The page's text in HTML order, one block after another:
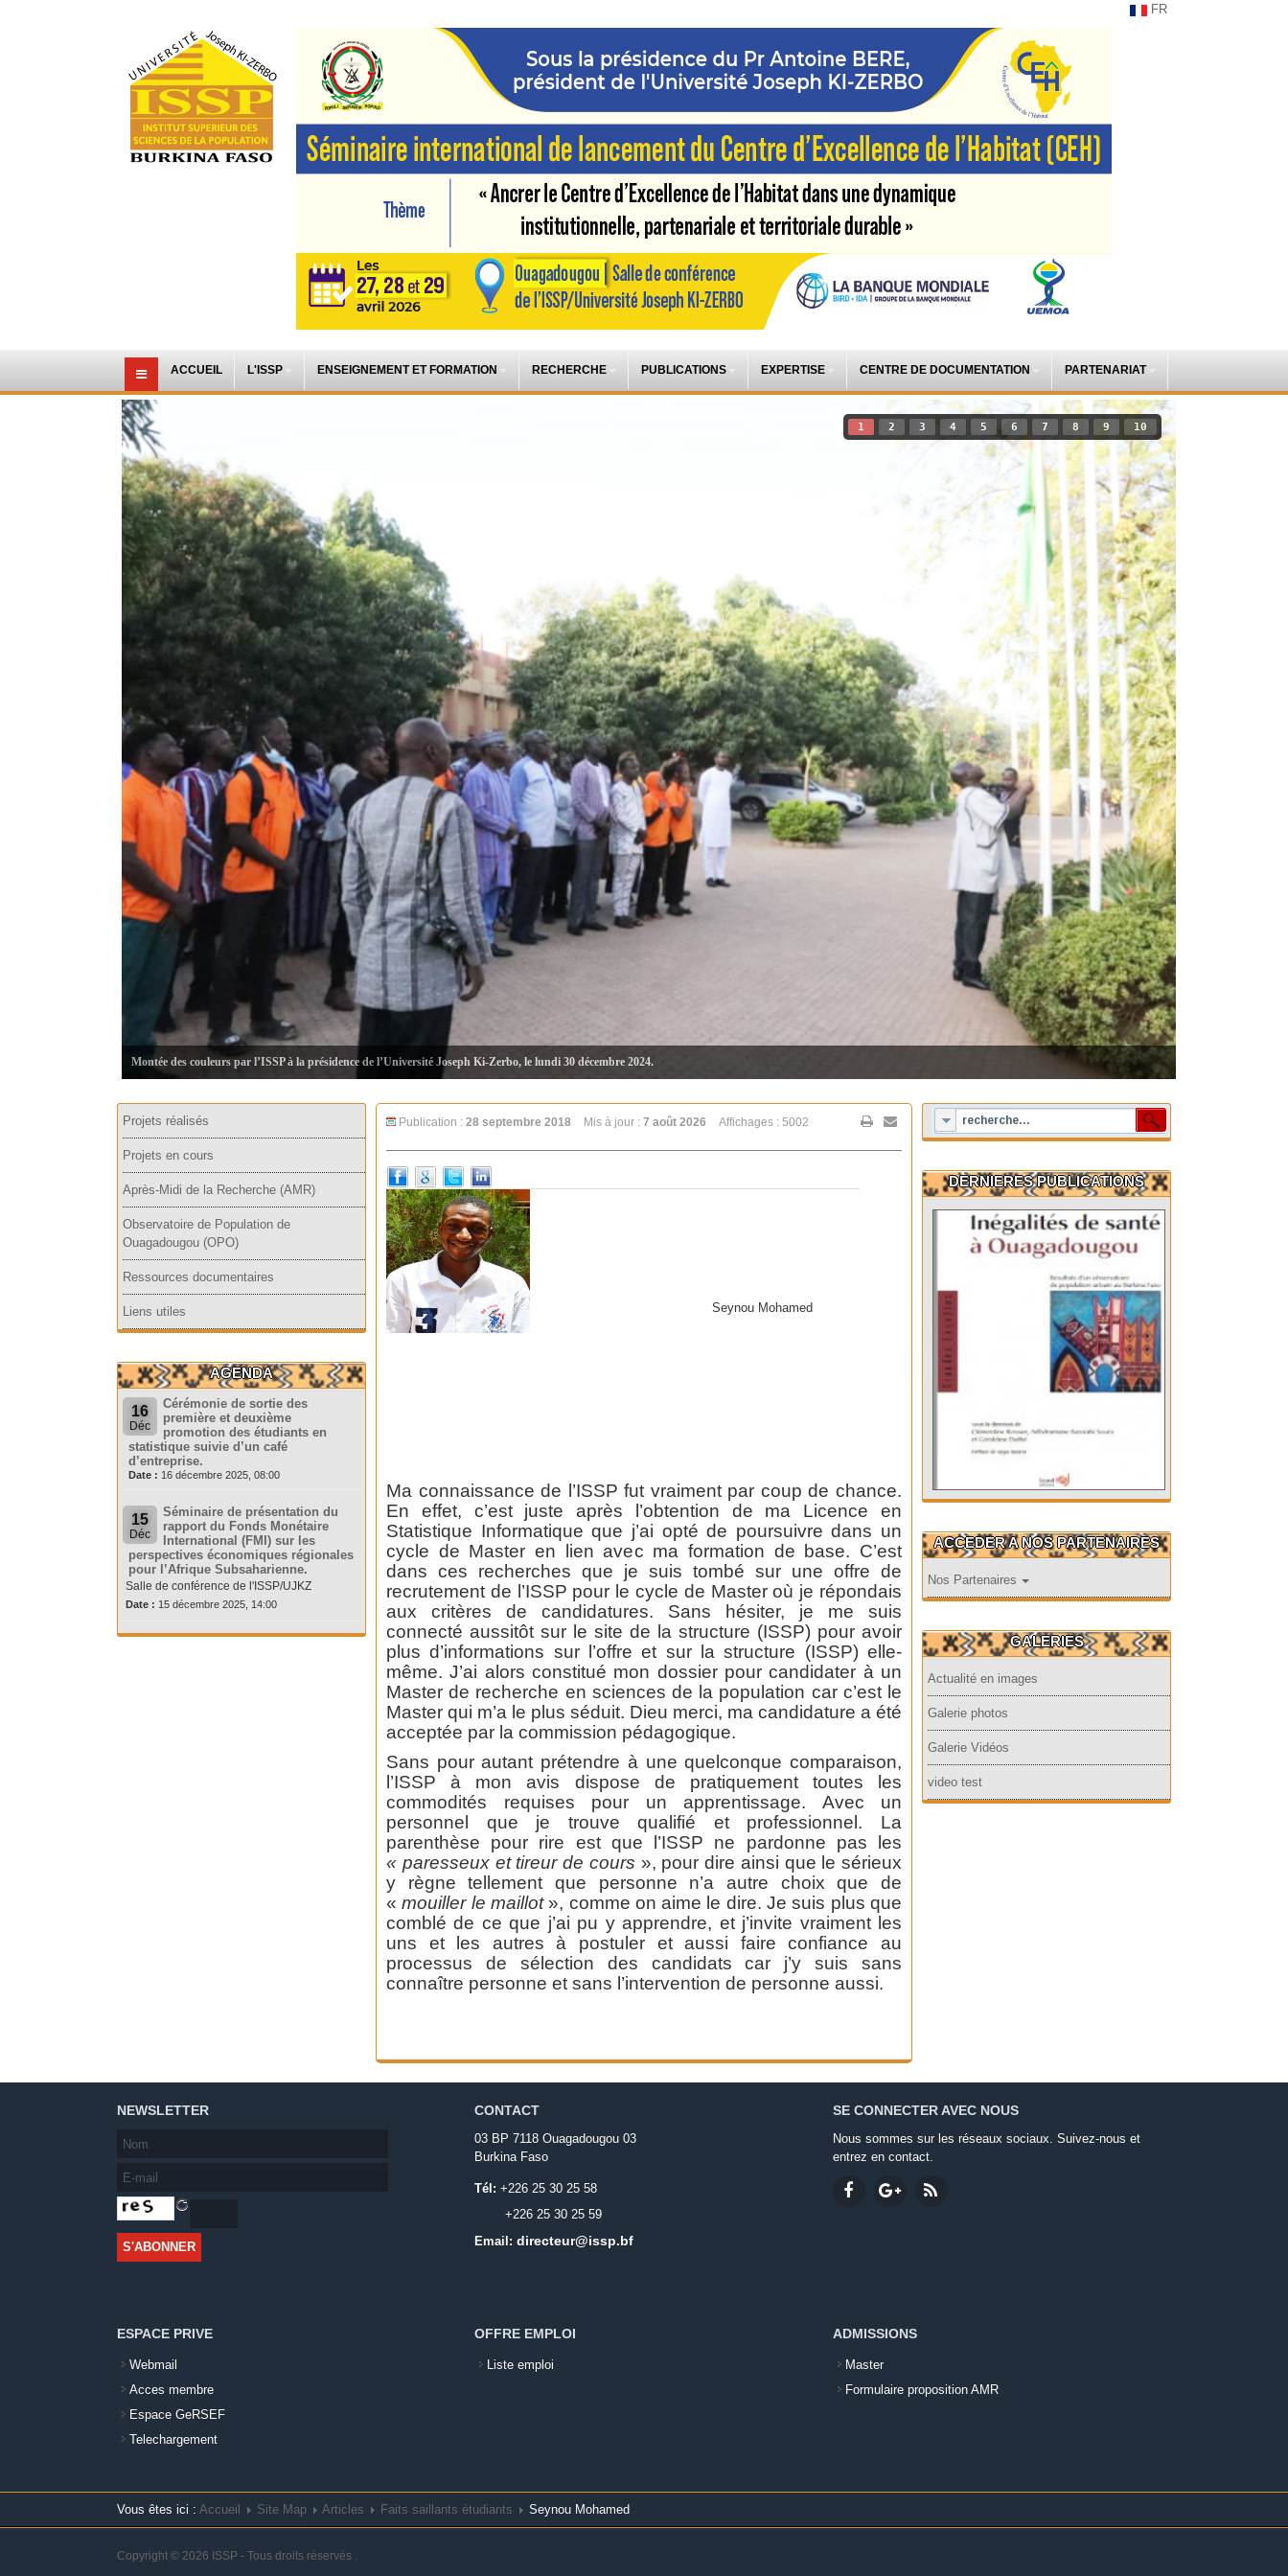
FR
ACCUEIL L'ISSP ENSEIGNEMENT ET FORMATION RECHERCHE PUBLICATIONS EXPERTISE CENTRE DE DOCUMENTATION PARTENARIAT
1 2 3 4 5 6 7 8 9 10
Montée des couleurs par l’ISSP à la présidence de l’Université Joseph Ki-Zerbo, le lundi 30 décembre 2024.
Publication : 28 septembre 2018 Mis à jour : 7 août 2026 Affichages : 5002
Seynou Mohamed
Ma connaissance de l’ISSP fut vraiment par coup de chance.
En effet, c’est juste après l’obtention de ma Licence en
Statistique Informatique que j’ai opté de poursuivre dans un
cycle de Master en lien avec ma formation de base. C’est
dans ces recherches que je suis tombé sur une offre de
recrutement de l’ISSP pour le cycle de Master où je répondais
aux critères de candidatures. Sans hésiter, je me suis
connecté aussitôt sur le site de la structure (ISSP) pour avoir
plus d’informations sur l’offre et sur la structure (ISSP) elle-
même. J’ai alors constitué mon dossier pour candidater à un
Master de recherche en sciences de la population car c’est le
Master qui m’a le plus séduit. Dieu merci, ma candidature a été
acceptée par la commission pédagogique.
Sans pour autant prétendre à une quelconque comparaison,
l’ISSP à mon avis dispose de pratiquement toutes les
commodités requises pour un apprentissage. Avec un
personnel que je trouve qualifié et professionnel. La
parenthèse pour rire est que l’ISSP ne pardonne pas les
« paresseux et tireur de cours », pour dire ainsi que le sérieux
y règne tellement que personne n’a autre choix que de
«mouiller le maillot», comme on aime le dire. Je suis plus que
comblé de ce que j’ai pu y apprendre, et j’invite vraiment les
uns et les autres à postuler et aussi faire confiance au
processus de sélection des candidats car j’y suis sans
connaître personne et sans l’intervention de personne aussi.
Projets réalisés
Projets en cours
Après-Midi de la Recherche (AMR)
Observatoire de Population de
Ouagadougou (OPO)
Ressources documentaires
Liens utiles
AGENDA
16
Déc
Cérémonie de sortie des
première et deuxième
promotion des étudiants en
statistique suivie d’un café
d’entreprise.
Date : 16 décembre 2025, 08:00
15
Déc
Séminaire de présentation du
rapport du Fonds Monétaire
International (FMI) sur les
perspectives économiques régionales
pour l’Afrique Subsaharienne.
Salle de conférence de l'ISSP/UJKZ
Date : 15 décembre 2025, 14:00
DERNIERES PUBLICATIONS
ACCEDER A NOS PARTENAIRES
Nos Partenaires
GALERIES
Actualité en images
Galerie photos
Galerie Vidéos
video test
NEWSLETTER CONTACT
03 BP 7118 Ouagadougou 03
Burkina Faso
Tél:+226 25 30 25 58
+226 25 30 25 59
Email:directeur@issp.bf
SE CONNECTER AVEC NOUS
Nous sommes sur les réseaux sociaux. Suivez-nous et
entrez en contact.
ESPACE PRIVE
Webmail
Acces membre
Espace GeRSEF
Telechargement
OFFRE EMPLOI
Liste emploi
ADMISSIONS
Master
Formulaire proposition AMR
Vous êtes ici : Accueil Site Map Articles Faits saillants étudiants Seynou Mohamed
Copyright © 2026 ISSP - Tous droits réservés .